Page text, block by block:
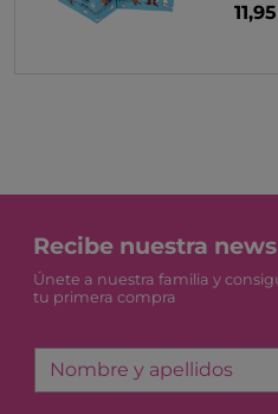
Recibe nuestra
Únete a nuestra familia y
tu primera compra
Nombre y apellidos